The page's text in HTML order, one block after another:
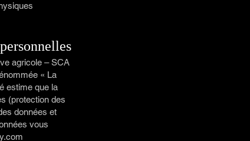
agricole – SCA
« La
estime que la
(protection des
données et
vous